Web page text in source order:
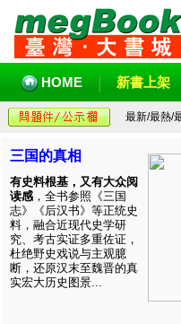
HOME 新書上架
最新/最熱/
三国的真相
有史料根基，又有大众阅
读感 ，全书参照《三国
志》《后汉书》等正统史
料，融合近现代史学研
究、考古实证多重佐证，
杜绝野史戏说与主观臆
断，还原汉末至魏晋的真
实宏大历史图景...